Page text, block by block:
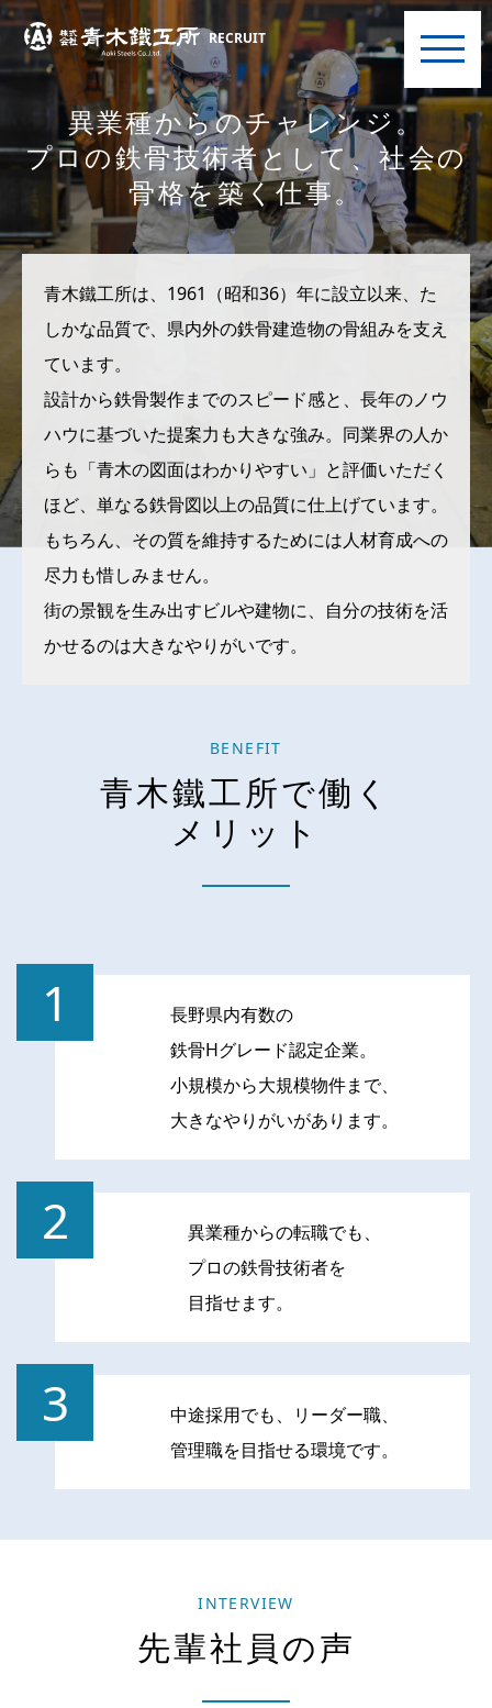
RECRUIT
異業種からのチャレンジ。
プロの鉄骨技術者として、社会の
骨格を築く仕事。
青木鐵工所は、1961（昭和36）年に設立以来、た
しかな品質で、県内外の鉄骨建造物の骨組みを支え
ています。
設計から鉄骨製作までのスピード感と、長年のノウ
ハウに基づいた提案力も大きな強み。同業界の人か
らも「青木の図面はわかりやすい」と評価いただく
ほど、単なる鉄骨図以上の品質に仕上げています。
もちろん、その質を維持するためには人材育成への
尽力も惜しみません。
街の景観を生み出すビルや建物に、自分の技術を活
かせるのは大きなやりがいです。
BENEFIT
青木鐵工所で働く
メリット
1
長野県内有数の
鉄骨Hグレード認定企業。
小規模から大規模物件まで、
大きなやりがいがあります。
2
異業種からの転職でも、
プロの鉄骨技術者を
目指せます。
3
中途採用でも、リーダー職、
管理職を目指せる環境です。
INTERVIEW
先輩社員の声